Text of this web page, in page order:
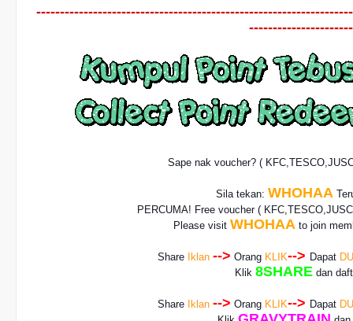
Sape nak voucher? (
Sila tekan: WHOHAA
PERCUMA! Free voucher(
Please visitWHOHAA to join
Share Iklan --> Orang KLIK--> Dapat
Klik8SHARE dan
Share Iklan --> Orang KLIK--> Dapat